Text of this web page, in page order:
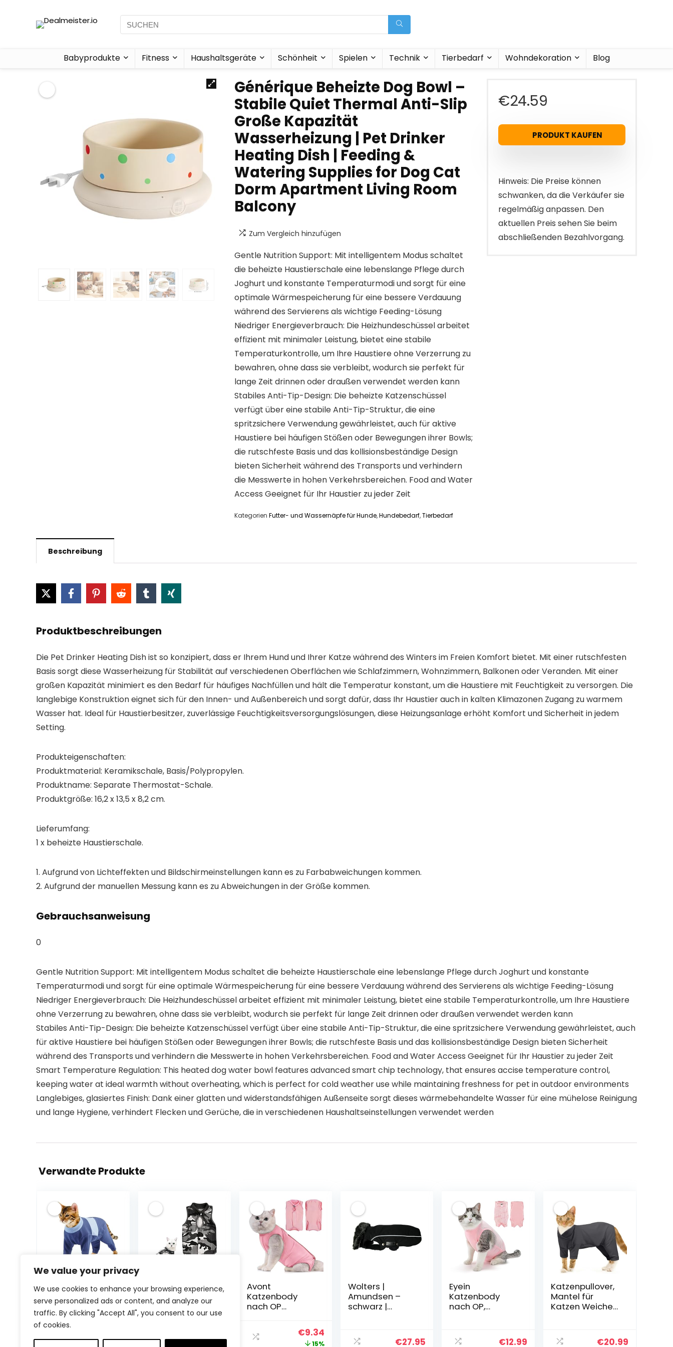
We value your privacy
We use cookies to enhance your browsing experience,
serve personalized ads or content, and analyze our
traffic. By clicking "Accept All", you consent to our use
of cookies.
Babyprodukte Fitness Haushaltsgeräte Schönheit Spielen Technik Tierbedarf Wohndekoration Blog
Générique Beheizte Dog Bowl –
Stabile Quiet Thermal Anti-Slip
Große Kapazität
Wasserheizung | Pet Drinker
Heating Dish | Feeding &
Watering Supplies for Dog Cat
Dorm Apartment Living Room
Balcony
Zum Vergleich hinzufügen
Gentle Nutrition Support: Mit intelligentem Modus schaltet
die beheizte Haustierschale eine lebenslange Pflege durch
Joghurt und konstante Temperaturmodi und sorgt für eine
optimale Wärmespeicherung für eine bessere Verdauung
während des Servierens als wichtige Feeding-Lösung
Niedriger Energieverbrauch: Die Heizhundeschüssel arbeitet
effizient mit minimaler Leistung, bietet eine stabile
Temperaturkontrolle, um Ihre Haustiere ohne Verzerrung zu
bewahren, ohne dass sie verbleibt, wodurch sie perfekt für
lange Zeit drinnen oder draußen verwendet werden kann
Stabiles Anti-Tip-Design: Die beheizte Katzenschüssel
verfügt über eine stabile Anti-Tip-Struktur, die eine
spritzsichere Verwendung gewährleistet, auch für aktive
Haustiere bei häufigen Stößen oder Bewegungen ihrer Bowls;
die rutschfeste Basis und das kollisionsbeständige Design
bieten Sicherheit während des Transports und verhindern
die Messwerte in hohen Verkehrsbereichen. Food and Water
Access Geeignet für Ihr Haustier zu jeder Zeit
Kategorien Futter- und Wassernäpfe für Hunde,Hundebedarf,Tierbedarf
€24.59
PRODUKT KAUFEN
Hinweis: Die Preise können
schwanken, da die Verkäufer sie
regelmäßig anpassen. Den
aktuellen Preis sehen Sie beim
abschließenden Bezahlvorgang.
Beschreibung
Produktbeschreibungen
Die Pet Drinker Heating Dish ist so konzipiert, dass er Ihrem Hund und Ihrer Katze während des Winters im Freien Komfort bietet. Mit einer rutschfesten
Basis sorgt diese Wasserheizung für Stabilität auf verschiedenen Oberflächen wie Schlafzimmern, Wohnzimmern, Balkonen oder Veranden. Mit einer
großen Kapazität minimiert es den Bedarf für häufiges Nachfüllen und hält die Temperatur konstant, um die Haustiere mit Feuchtigkeit zu versorgen. Die
langlebige Konstruktion eignet sich für den Innen- und Außenbereich und sorgt dafür, dass Ihr Haustier auch in kalten Klimazonen Zugang zu warmem
Wasser hat. Ideal für Haustierbesitzer, zuverlässige Feuchtigkeitsversorgungslösungen, diese Heizungsanlage erhöht Komfort und Sicherheit in jedem
Setting.
Produkteigenschaften:
Produktmaterial: Keramikschale, Basis/Polypropylen.
Produktname: Separate Thermostat-Schale.
Produktgröße: 16,2 x 13,5 x 8,2 cm.
Lieferumfang:
1 x beheizte Haustierschale.
1. Aufgrund von Lichteffekten und Bildschirmeinstellungen kann es zu Farbabweichungen kommen.
2. Aufgrund der manuellen Messung kann es zu Abweichungen in der Größe kommen.
Gebrauchsanweisung
0
Gentle Nutrition Support: Mit intelligentem Modus schaltet die beheizte Haustierschale eine lebenslange Pflege durch Joghurt und konstante
Temperaturmodi und sorgt für eine optimale Wärmespeicherung für eine bessere Verdauung während des Servierens als wichtige Feeding-Lösung
Niedriger Energieverbrauch: Die Heizhundeschüssel arbeitet effizient mit minimaler Leistung, bietet eine stabile Temperaturkontrolle, um Ihre Haustiere
ohne Verzerrung zu bewahren, ohne dass sie verbleibt, wodurch sie perfekt für lange Zeit drinnen oder draußen verwendet werden kann
Stabiles Anti-Tip-Design: Die beheizte Katzenschüssel verfügt über eine stabile Anti-Tip-Struktur, die eine spritzsichere Verwendung gewährleistet, auch
für aktive Haustiere bei häufigen Stößen oder Bewegungen ihrer Bowls; die rutschfeste Basis und das kollisionsbeständige Design bieten Sicherheit
während des Transports und verhindern die Messwerte in hohen Verkehrsbereichen. Food and Water Access Geeignet für Ihr Haustier zu jeder Zeit
Smart Temperature Regulation: This heated dog water bowl features advanced smart chip technology, that ensures accise temperature control,
keeping water at ideal warmth without overheating, which is perfect for cold weather use while maintaining freshness for pet in outdoor environments
Langlebiges, glasiertes Finish: Dank einer glatten und widerstandsfähigen Außenseite sorgt dieses wärmebehandelte Wasser für eine mühelose Reinigung
und lange Hygiene, verhindert Flecken und Gerüche, die in verschiedenen Haushaltseinstellungen verwendet werden
Verwandte Produkte
Katzenbekleidun
g, Katzenbody
Nach Op
Postoperative
Kleidung Anti-
Leckende
€ 19.99
Cat Recovery
Anzug, Tarnung
Recovery Suit
Katze,
Erholungsanzug,
€13.99
Avont
Katzenbody
nach OP
Kleidung Modal
Recovery
Ursprünglicher
€9.34
15%
Wolters |
Amundsen –
schwarz |
€27.95
Eyein
Katzenbody
nach OP,
Erholungsanzug
€12.99
Katzenpullover,
Mantel für
Katzen Weiche
Erholungsanzug
€20.99